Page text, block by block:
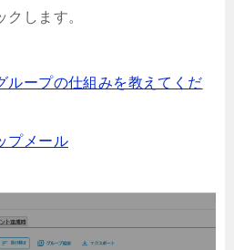
クします。
ループの仕組みを教えてくだ
プメール